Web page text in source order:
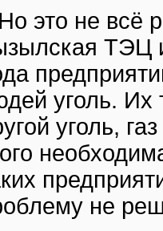
Но это не всё
ТЭЦ
уголь. Их
уголь,
не